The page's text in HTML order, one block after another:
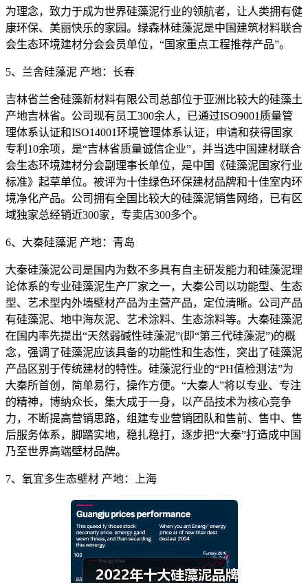
为理念，致力于成为世界硅藻泥行业的领航者，让人类拥有健
康环保、美丽快乐的家园。绿森林硅藻泥是中国建筑材料联合
会生态环境建材分会会员单位，“国家重点工程推荐产品”。
5、兰舍硅藻泥 产地：长春
吉林省兰舍硅藻新材料有限公司总部位于亚洲比较大的硅藻土
产地吉林省。公司现有员工300余人，已通过ISO9001质量管
理体系认证和ISO14001环境管理体系认证，申请和获得国家
专利10余项，是“吉林省质量诚信企业”，并当选中国建材联合
会生态环境建材分会副理事长单位，是中国《硅藻泥国家行业
标准》起草单位。被评为十佳绿色环保建材品牌和十佳室内环
境净化产品。公司拥有全国比较大的硅藻泥销售网络，已有区
域独家总经销近300家，专卖店300多个。
6、大秦硅藻泥 产地：青岛
大秦硅藻泥公司是国内为数不多具有自主研发能力和硅藻泥理
论体系的专业硅藻泥生产厂家之一，大秦公司以功能型、生态
型、艺术型内外墙壁材产品为主营产品，定位清晰。公司产品
有硅藻泥、地中海灰泥、艺术涂料、生态涂料等。大秦硅藻泥
在国内率先提出“天然弱碱性硅藻泥”(即“第三代硅藻泥”)的概
念，强调了硅藻泥应该具备的功能性和生态性，突出了硅藻泥
产品区别于传统建材的特性。硅藻泥行业的“PH值检测法”为
大秦所首创，简单易行，操作方便。“大秦人”将以专业、专注
的精神，博纳众长，集大成于一身，以产品技术为核心竞争
力，不断提高营销思路，组建专业营销团队和售前、售中、售
后服务体系，脚踏实地，稳扎稳打，逐步把“大秦”打造成中国
乃至世界高端壁材品牌。
7、氧宜多生态壁材 产地：上海